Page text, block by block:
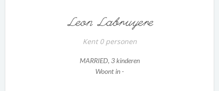
Leon Labruyere
Kent 0 personen
MARRIED, 3 kinderen
Woont in -